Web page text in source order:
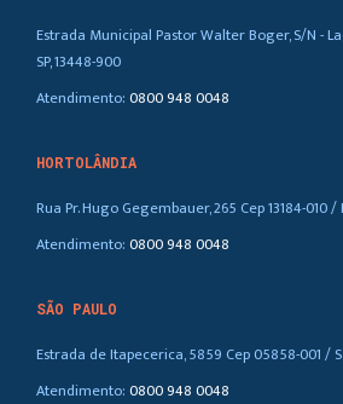
Estrada Municipal Pastor Walter Boger, S/N -
SP, 13448-900
Atendimento:0800 948 0048
HORTOLÂNDIA
Rua Pr. Hugo Gegembauer, 265 Cep 13184-010
Atendimento:0800 948 0048
SÃO PAULO
Estrada de Itapecerica, 5859 Cep 05858-001 /
Atendimento:0800 948 0048